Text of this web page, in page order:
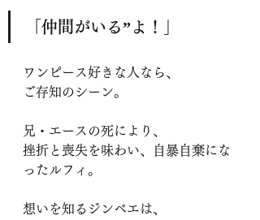
「仲間がいる”よ！」
ワンピース好きな人なら、
ご存知のシーン。
兄・エースの死により、
挫折と喪失を味わい、自暴自棄にな
ったルフィ。
想いを知るジンベエは、